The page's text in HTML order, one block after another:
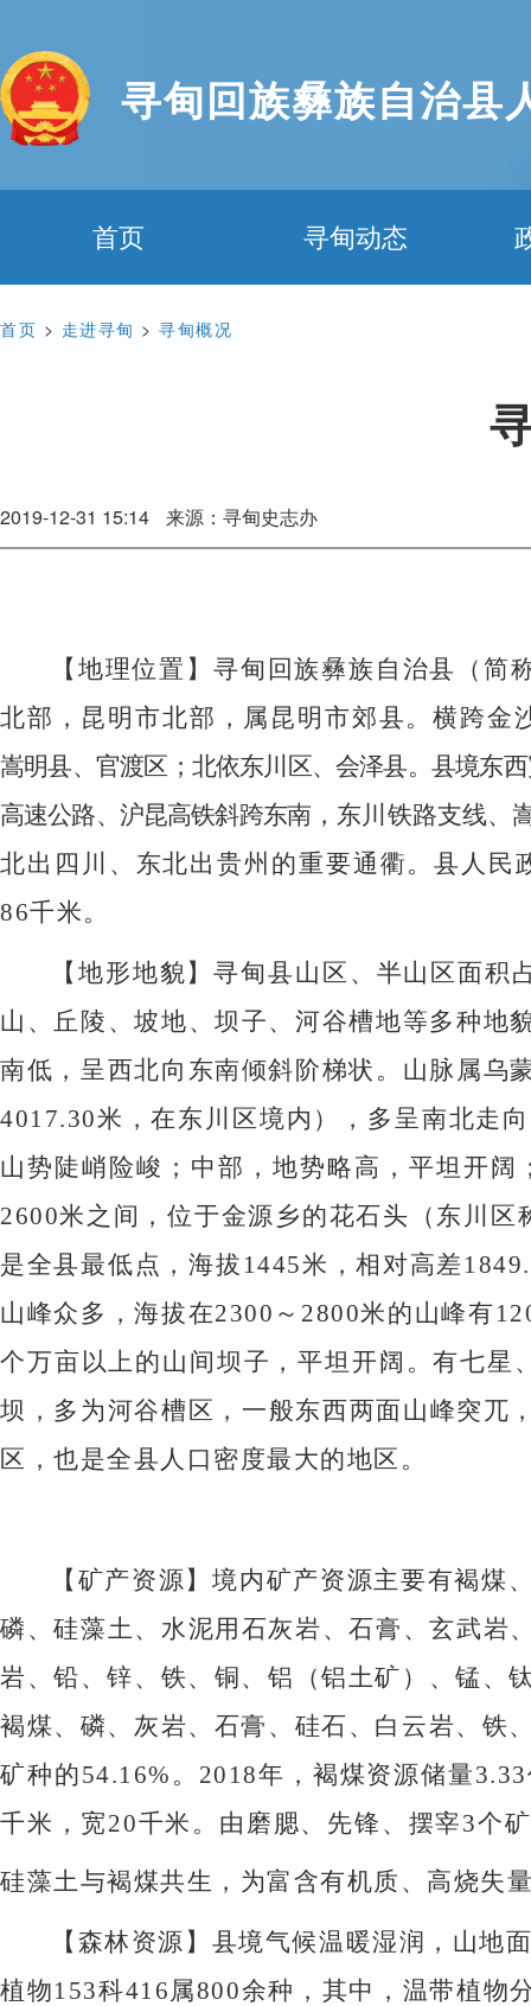
寻甸回族彝族自治县
首页 寻甸动态
首页 > 走进寻甸 > 寻甸概况
2019-12-31 15:14 来源：寻甸史志办
【地理位置】 寻甸回族彝族自治县（简
北部，昆明市北部，属昆明市郊县。横跨
嵩明县、官渡区；北依东川区、会泽县。县境东
高速公路、沪昆高铁斜跨东南，东川铁路支线、
北出四川、东北出贵州的重要通衢。县人民
86千米。
【地形地貌】寻甸县山区、半山区面积
山、丘陵、坡地、坝子、河谷槽地等多种地
南低，呈西北向东南倾斜阶梯状。山脉属乌
4017.30米，在东川区境内），多呈南北走
山势陡峭险峻；中部，地势略高，平坦开
2600米之间，位于金源乡的花石头（东川
是全县最低点，海拔 1445米，相对高差
山峰众多，海拔在2300 ～ 2800米的山峰有
个万亩以上的山间坝子，平坦开阔。有七
坝，多为河谷槽区，一般东西两面山峰突兀
区，也是全县人口密度最大的地区。
【矿产资源】境内矿产资源主要有褐煤
磷、硅藻土、水泥用石灰岩、石膏、玄武岩
岩、铅、锌、铁、铜、铝（铝土矿）、锰、
褐煤、磷、灰岩、石膏、硅石、白云岩、铁
矿种的54.16% 。 2018年，褐煤资源储量3.33
千米，宽20千米。由磨腮、先锋、摆宰3个
硅藻土与褐煤共生，为富含有机质、高烧失
【森林资源】 县境气候温暖湿润，山地
植物153科416属800余种，其中，温带植物